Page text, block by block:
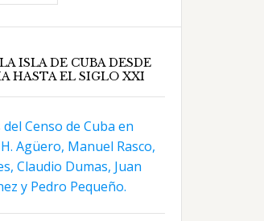
ISLA DE CUBA DESDE
HASTA EL SIGLO XXI